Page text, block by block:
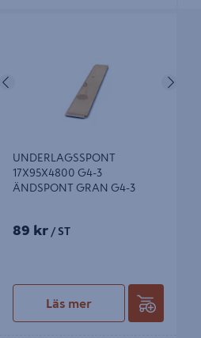
UNDERLAGSSPONT
17X95X4800 G4-3
ÄNDSPONT GRAN G4-3
89 kr / ST
Läs mer